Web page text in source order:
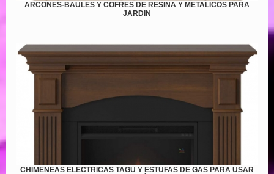
ARCONES-BAULES Y COFRES DE RESINA Y METALICOS PARA
JARDIN
CHIMENEAS ELECTRICAS TAGU Y ESTUFAS DE GAS PARA USAR